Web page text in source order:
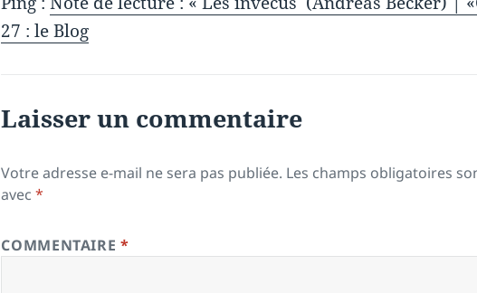
27 : le Blog
Laisser un commentaire
Votre adresse e-mail ne sera pas publiée. Les champs obligatoires
avec*
COMMENTAIRE*